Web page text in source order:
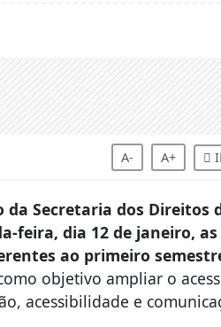
A- A+
Secretaria dos Direitos
feira, dia 12 de janeiro,
ao primeiro
objetivo ampliar o
acessibilidade e